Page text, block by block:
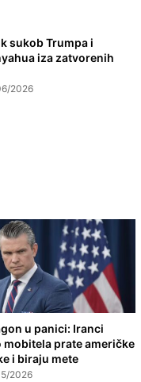
sukob Trumpa i
iza zatvorenih
2026
u panici: Iranci
mobitela prate američke
i biraju mete
2026